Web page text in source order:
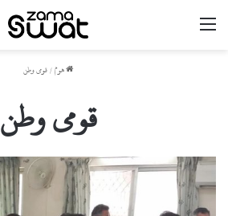
ھوم/قومی وطن
قومی وطن